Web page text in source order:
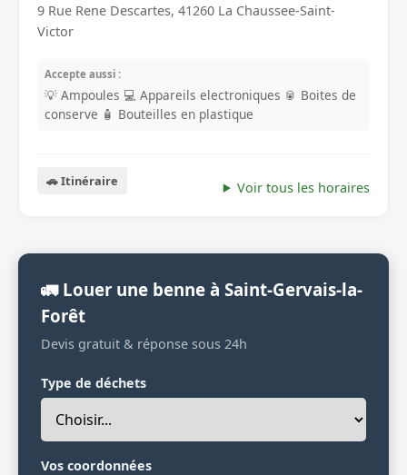
9 Rue Rene Descartes, 41260 La Chaussee-Saint-
Victor
Accepte aussi :
💡 Ampoules 💻 Appareils electroniques 🥫 Boites de
conserve 🧴 Bouteilles en plastique
🚗 Itinéraire Voir tous les horaires
🚛 Louer une benne à Saint-Gervais-la-
Forêt
Devis gratuit & réponse sous 24h
Type de déchets
Vos coordonnées